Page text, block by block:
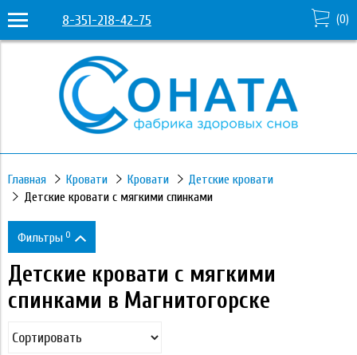
8-351-218-42-75 (0)
Главная Кровати Кровати
Детские кровати
Детские кровати с мягкими спинками
Фильтры 0
Цена
Детские кровати с мягкими
спинками в Магнитогорске